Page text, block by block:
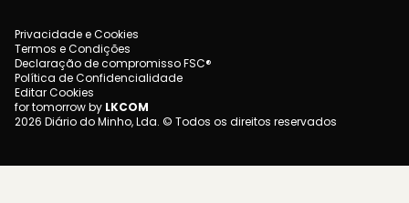
Privacidade e Cookies
Termos e Condições
Declaração de compromisso FSC®
Política de Confidencialidade
Editar Cookies
for tomorrow by LKCOM
2026 Diário do Minho, Lda. © Todos os direitos reservados